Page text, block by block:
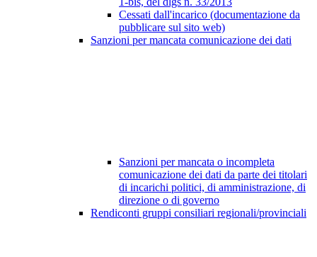
Cessati dall'incarico (documentazione da
pubblicare sul sito web)
Sanzioni per mancata comunicazione dei dati
Sanzioni per mancata o incompleta
comunicazione dei dati da parte dei titolari
di incarichi politici, di amministrazione, di
direzione o di governo
Rendiconti gruppi consiliari regionali/provinciali